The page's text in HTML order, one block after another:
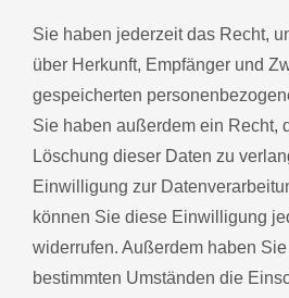
Sie haben jederzeit das Recht,
über Herkunft, Empfänger und
gespeicherten
Sie haben außerdem ein Recht,
Löschung dieser Daten zu
Einwilligung zur
können Sie diese Einwilligung
widerrufen. Außerdem haben
bestimmten Umständen die